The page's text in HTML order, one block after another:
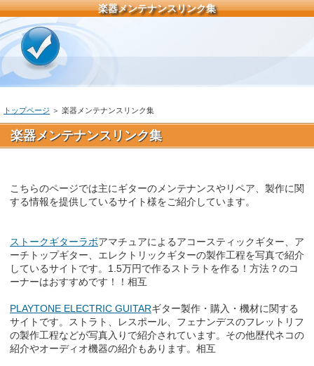
楽器メンテナンスリンク集
トップページ ＞ 楽器メンテナンスリンク集
楽器メンテナンスリンク集
こちらのページでは主にギターのメンテナンスやリペア、製作に関
する情報を提供しているサイト様をご紹介しています。
ストークギターラボアマチュアによるアコースティックギター、ア
ーチトップギター、エレクトリックギターの製作工程を写真で紹介
しているサイトです。1.5万円で作るストラトを作る！方法？のコ
ーナーはおすすめです！！相互
PLAYTONE ELECTRIC GUITARギター製作・購入・機材に関する
サイトです。ストラト、レスポール、フェナンデスのフレットリフ
の製作工程などが写真入りで紹介されています。その他歴代ネコの
紹介やオーディオ機器の紹介もあります。相互